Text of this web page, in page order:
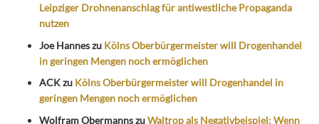
Leipziger Drohnenanschlag für antiwestliche Propaganda
nutzen
Joe Hanneszu Kölns Oberbürgermeister will Drogenhandel
in geringen Mengen noch ermöglichen
ACKzu Kölns Oberbürgermeister will Drogenhandel in
geringen Mengen noch ermöglichen
Wolfram ObermannszuWaltrop als Negativbeispiel: Wenn